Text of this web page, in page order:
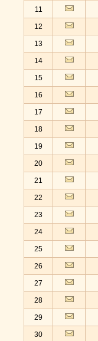
11
12
13
14
15
16
17
18
19
20
21
22
23
24
25
26
27
28
29
30